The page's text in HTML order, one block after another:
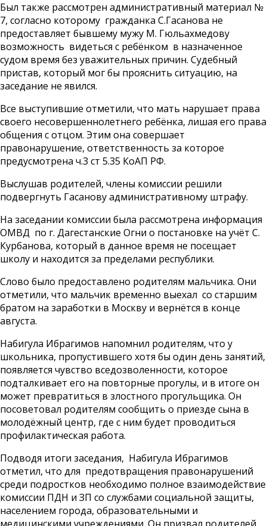
Был также рассмотрен административный материал №
7, согласно которому гражданка С.Гасанова не
предоставляет бывшему мужу М. Гюльахмедову
возможность видеться с ребёнком в назначенное
судом время без уважительных причин. Судебный
пристав, который мог бы прояснить ситуацию, на
заседание не явился.
Все выступившие отметили, что мать нарушает права
своего несовершеннолетнего ребёнка, лишая его права
общения с отцом. Этим она совершает
правонарушение, ответственность за которое
предусмотрена ч.3 ст 5.35 КоАП РФ.
Выслушав родителей, члены комиссии решили
подвергнуть Гасанову административному штрафу.
На заседании комиссии была рассмотрена информация
ОМВД по г. Дагестанские Огни о постановке на учёт С.
Курбанова, который в данное время не посещает
школу и находится за пределами республики.
Слово было предоставлено родителям мальчика. Они
отметили, что мальчик временно выехал со старшим
братом на заработки в Москву и вернётся в конце
августа.
Набигула Ибрагимов напомнил родителям, что у
школьника, пропустившего хотя бы один день занятий,
появляется чувство вседозволенности, которое
подталкивает его на повторные прогулы, и в итоге он
может превратиться в злостного прогульщика. Он
посоветовал родителям сообщить о приезде сына в
молодёжный центр, где с ним будет проводиться
профилактическая работа.
Подводя итоги заседания, Набигула Ибрагимов
отметил, что для предотвращения правонарушений
среди подростков необходимо полное взаимодействие
комиссии ПДН и ЗП со службами социальной защиты,
населением города, образовательными и